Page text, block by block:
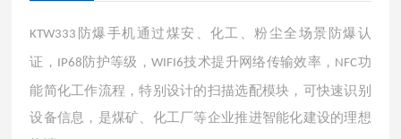
KTW333 防爆手机通过煤安、化工、粉尘全场景防爆认
证， IP68 防护等级，WIFI6技术提升网络传输效率， NFC功
能简化工作流程，特别设计的扫描选配模块，可快速识别
设备信息，是煤矿、化工厂等企业推进智能化建设的理想